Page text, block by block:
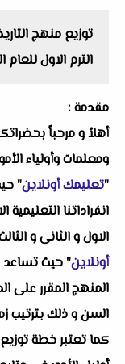
توزيع منهج
الترم الاول للعام
مقدمة :
أهلاُ و مرحباً
ومعلمات وأولياء
"تعليمك أونلاين"
انفراداتنا
الاول و الثانى و
أونلاين" حيث تساعد
المنهج المقرر على
السن و ذلك بترتيب
كما تعتبر خطة